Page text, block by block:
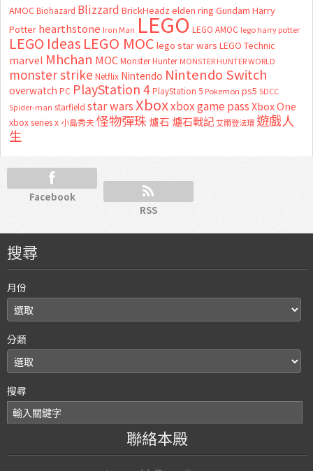
AMOC Biohazard Blizzard BrickHeadz elden ring Gundam Harry
Potter hearthstone Iron Man LEGO LEGO AMOC lego harry potter
LEGO Ideas LEGO MOC lego star wars LEGO Technic
marvel Mhchan MOC Monster Hunter MONSTER HUNTER WORLD
monster strike Netflix Nintendo Nintendo Switch
overwatch PC PlayStation 4 PlayStation 5 Pokemon ps5 SDCC
Spider-man starfield star warsXboxxbox game passXbox One
xbox series x 小島秀夫怪物彈珠 爐石 爐石戰記艾爾登法環 遊戲人
生
Facebook
RSS
搜尋
月份
分類
搜尋
聯絡本殿